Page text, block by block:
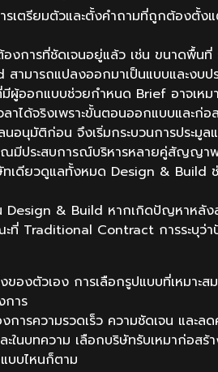
เตรียมตัวและตั้งคำถามที่ถูกต้องตั้
การที่ชัดเจนอยู่แล้ว เช่น ขนาดพื้นที่
ามารถแปลงออกมาเป็นแบบและงบ
ออกแบบช่วยกำหนด Brief อาจเหม
าได้จริงเพราะขั้นตอนออกแบบและก่
มัติก่อน จึงเริ่มกระบวนการประมูล
มีประสบการณ์บริหารหลายคู่สัญญา
เดียวดูแลทั้งหมด Design & Build
Design & Build หากเกิดปัญหาหลังส่
ที่ Traditional Contract การระบุว่
งตัวเอง การเลือกรูปแบบที่เหมาะ
การ
ารความรวดเร็ว ความชัดเจน และล
ะในบทความ เลือกบริษัทรับเหมาก่อสร้
บบไหนก็ตาม